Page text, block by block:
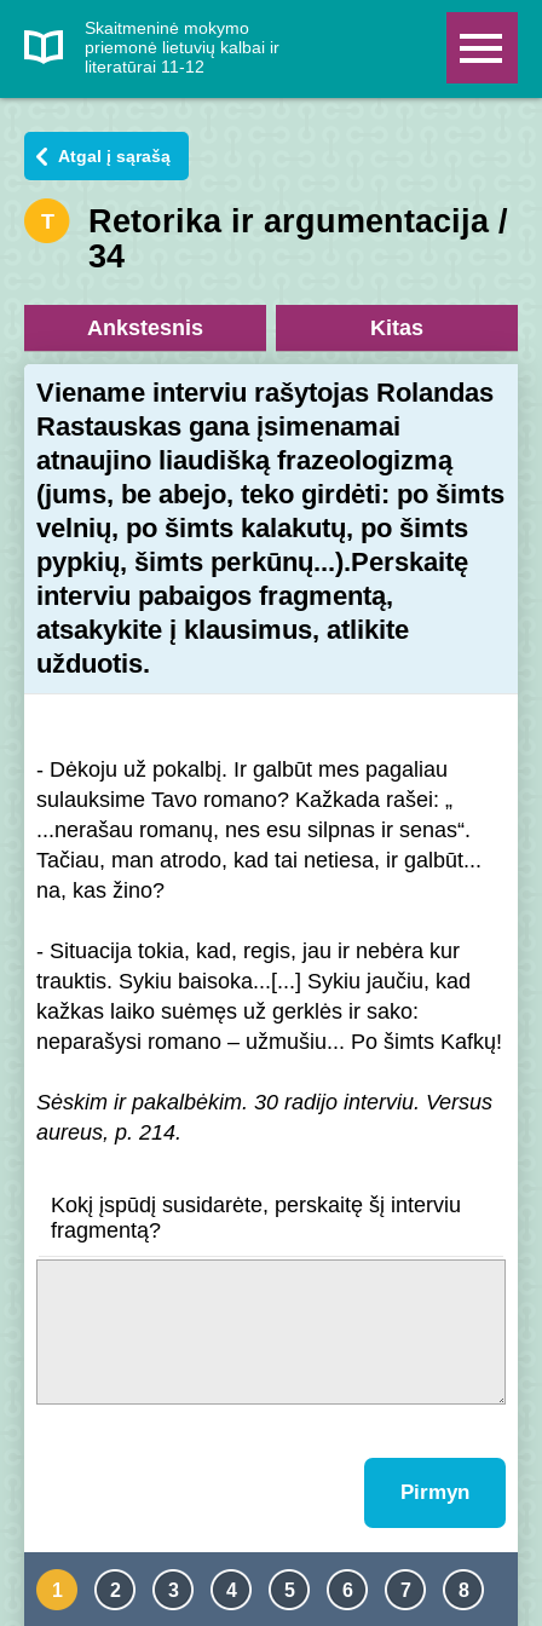
Skaitmeninė mokymo
priemonė lietuvių kalbai ir
literatūrai 11-12
Atgal į sąrašą
T
Retorika ir argumentacija /
34
Kitas
Ankstesnis
Viename interviu rašytojas Rolandas
Rastauskas gana įsimenamai
atnaujino liaudišką frazeologizmą
(jums, be abejo, teko girdėti: po šimts
velnių, po šimts kalakutų, po šimts
pypkių, šimts perkūnų...).Perskaitę
interviu pabaigos fragmentą,
atsakykite į klausimus, atlikite
užduotis.
- Dėkoju už pokalbį. Ir galbūt mes pagaliau
sulauksime Tavo romano? Kažkada rašei: „
...nerašau romanų, nes esu silpnas ir senas“.
Tačiau, man atrodo, kad tai netiesa, ir galbūt...
na, kas žino?
- Situacija tokia, kad, regis, jau ir nebėra kur
trauktis. Sykiu baisoka...[...] Sykiu jaučiu, kad
kažkas laiko suėmęs už gerklės ir sako:
neparašysi romano – užmušiu... Po šimts Kafkų!
Sėskim ir pakalbėkim. 30 radijo interviu. Versus
aureus, p. 214.
Kokį įspūdį susidarėte, perskaitę šį interviu
fragmentą?
Pirmyn
1 2 3 4 5 6 7 8